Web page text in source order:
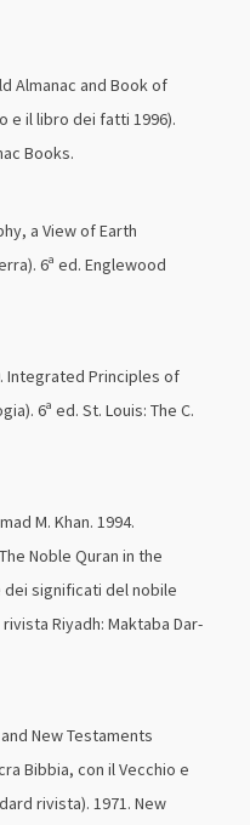
Almanac and Book of
e il libro dei fatti 1996).
Books.
a View of Earth
6ª ed. Englewood
Integrated Principles of
6ª ed. St. Louis: The C.
M. Khan. 1994.
Noble Quran in the
dei significati del nobile
Riyadh: Maktaba Dar-
New Testaments
Bibbia, con il Vecchio e
rivista). 1971. New